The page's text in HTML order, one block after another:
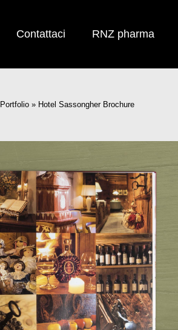
Contattaci RNZ pharma
Portfolio » Hotel Sassongher Brochure